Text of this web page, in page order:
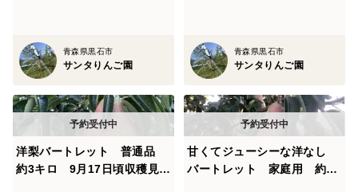
青森県黒石市
サンタりんご園
青森県黒石市
サンタりんご園
洋梨バートレット 普通品
約3キロ 9月17日頃収穫見込
甘くてジューシーな洋なし
バートレット 家庭用 約5